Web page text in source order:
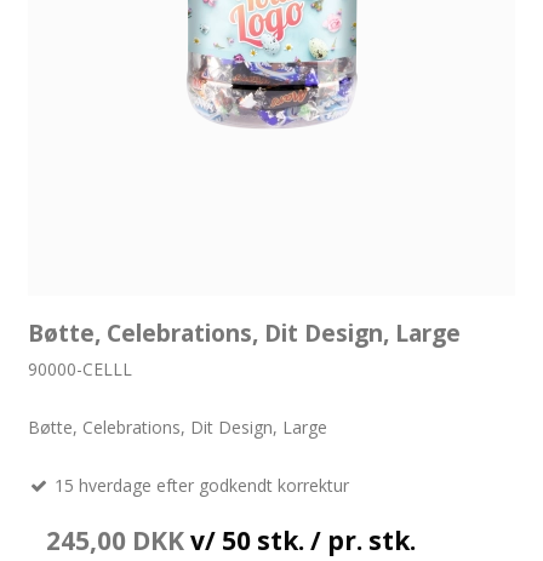
Bøtte, Celebrations, Dit Design, Large
90000-CELLL
Bøtte, Celebrations, Dit Design, Large
15 hverdage efter godkendt korrektur
245,00 DKKv/ 50 stk. / pr. stk.